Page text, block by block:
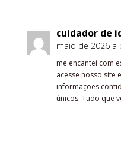
cuidador de
maio de 2026 a
me encantei com
acesse nosso site
informações
únicos. Tudo que